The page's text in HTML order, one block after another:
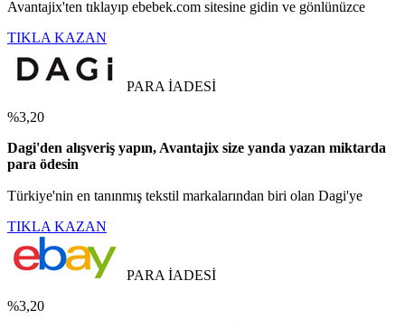
Avantajix'ten tıklayıp ebebek.com sitesine gidin ve gönlünüzce
TIKLA KAZAN
PARA İADESİ
%3,20
Dagi'den alışveriş yapın, Avantajix size yanda yazan miktarda
para ödesin
Türkiye'nin en tanınmış tekstil markalarından biri olan Dagi'ye
TIKLA KAZAN
PARA İADESİ
%3,20